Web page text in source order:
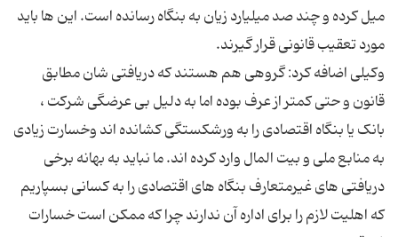
میل کرده و چند صد میلیارد زیان به بنگاه رسانده است. این ها باید
وکیلی اضافه کرد: گروهی هم هستند که دریافتی شان مطابق
قانون و حتی کمتر از عرف بوده اما به دلیل بی عرضگی شرکت ،
بانک یا بنگاه اقتصادی را به ورشکستگی کشانده اند وخسارت زیادی
به منابع ملی و بیت المال وارد کرده اند. ما نباید به بهانه برخی
دریافتی های غیرمتعارف بنگاه های اقتصادی را به کسانی بسپاریم
که اهلیت لازم را برای اداره آن ندارند چرا که ممکن است خسارات